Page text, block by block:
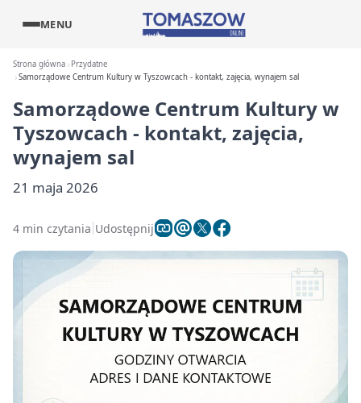
MENU
Strona główna
Przydatne
Samorządowe Centrum Kultury w Tyszowcach - kontakt, zajęcia, wynajem sal
Samorządowe Centrum Kultury w
Tyszowcach - kontakt, zajęcia,
wynajem sal
21 maja 2026
4 min czytania Udostępnij